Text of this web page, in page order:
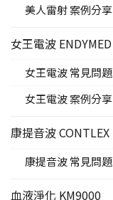
美人雷射 案例分享
女王電波 ENDYMED
女王電波 常見問題
女王電波 案例分享
康提音波 CONTLEX
康提音波 常見問題
血液淨化 KM9000